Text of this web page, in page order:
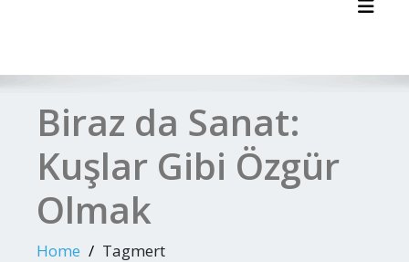
Biraz da Sanat:
Kuşlar Gibi Özgür
Olmak
Home Tagmert